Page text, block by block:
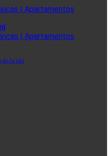
| Apartamentos
| Apartamentos
de la isla